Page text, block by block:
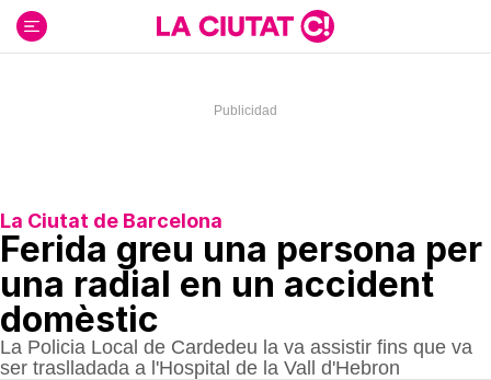
contenido
La Ciutat de Barcelona
Ferida greu una persona per
una radial en un accident
domèstic
La Policia Local de Cardedeu la va assistir fins que va
ser traslladada a l'Hospital de la Vall d'Hebron